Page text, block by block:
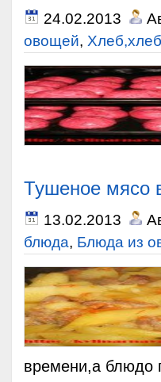
24.02.2013
овощей,
Тушеное мясо
13.02.2013
блюда, Блюда из
времени,а блюдо